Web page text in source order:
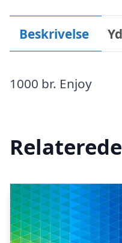
Beskrivelse
1000 br. Enjoy